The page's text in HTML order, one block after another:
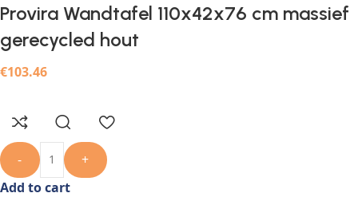
Provira Wandtafel 110x42x76 cm massief
gerecycled hout
€103.46
-
+
Add to cart